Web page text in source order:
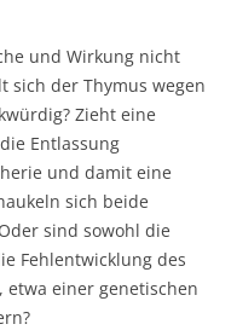
und Wirkung nicht
sich der Thymus wegen
Zieht eine
Entlassung
und damit eine
sich beide
sind sowohl die
Fehlentwicklung des
etwa einer genetischen